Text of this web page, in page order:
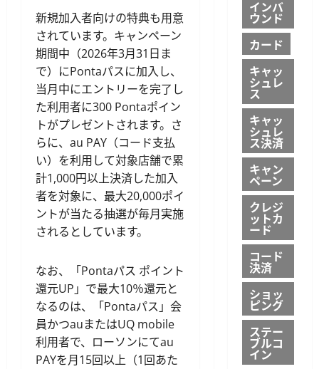
新規加入者向けの特典も用意
されています。キャンペーン
期間中（2026年3月31日ま
で）にPontaパスに加入し、
当月中にエントリーを完了し
た利用者に300 Pontaポイン
トがプレゼントされます。さ
らに、au PAY（コード支払
い）を利用して対象店舗で累
計1,000円以上決済した加入
者を対象に、最大20,000ポイ
ントが当たる抽選が毎月実施
されるとしています。
なお、「Pontaパス ポイント
還元UP」で最大10％還元と
なるのは、「Pontaパス」会
員かつauまたはUQ mobile
利用者で、ローソンにてau
PAYを月15回以上（1回あた
インバ
ウンド
カード
キャッ
シュレ
ス
キャッ
シュレ
ス決済
キャン
ペーン
クレジ
ットカ
ード
コード
決済
ショッ
ピング
ステー
ブルコ
イン